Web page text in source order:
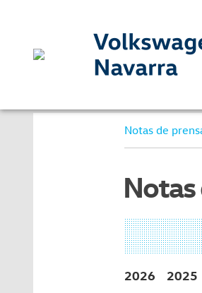
Notas de
Notas
2026 2025